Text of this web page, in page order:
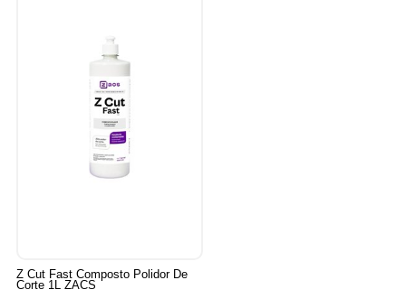
Z Cut Fast Composto Polidor De
Corte 1L ZACS